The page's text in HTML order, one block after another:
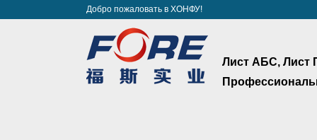
Добро пожаловать в ХОНФУ!
Лист АБС, Лист